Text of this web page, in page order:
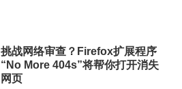
挑战网络审查？Firefox扩展程序
“No More 404s”将帮你打开消失
网页